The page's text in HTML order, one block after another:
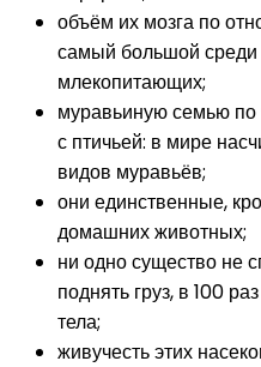
объём их мозга по
самый большой
млекопитающих;
муравьиную семью по
с птичьей: в мире
видов муравьёв;
они единственные,
домашних животных;
ни одно существо не
поднять груз, в 100
тела;
живучесть этих